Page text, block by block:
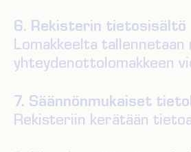
6. Rekisterin tietosisältö
Lomakkeelta
yhteydenottolomakkeen
7. Säännönmukaiset
Rekisteriin kerätään